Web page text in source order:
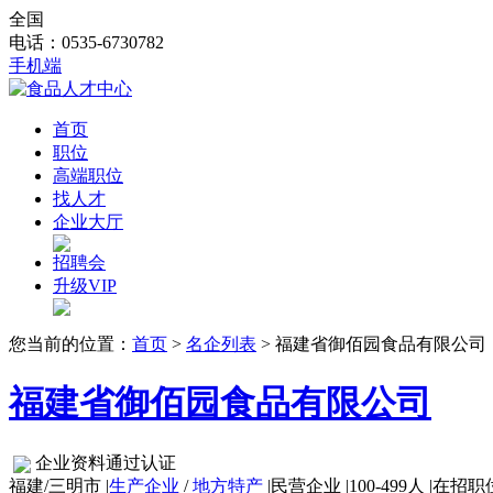
全国
电话：0535-6730782
手机端
首页
职位
高端职位
找人才
企业大厅
招聘会
升级VIP
您当前的位置： 首页 > 名企列表 > 福建省御佰园食品有限公司
福建省御佰园食品有限公司
企业资料通过认证
福建/三明市 |生产企业 /地方特产 |民营企业 |100-499人 |在招职